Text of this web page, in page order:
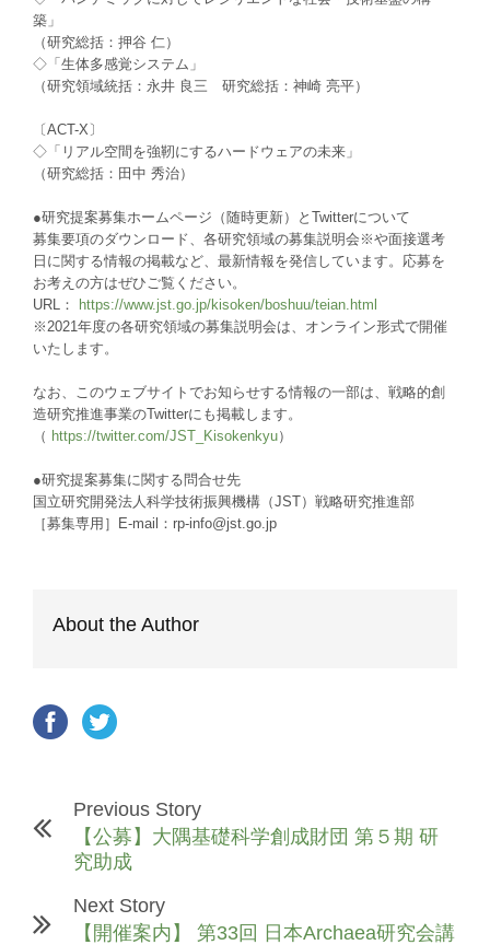
築」
（研究総括：押谷 仁）
◇「生体多感覚システム」
（研究領域統括：永井 良三 研究総括：神崎 亮平）
〔ACT-X〕
◇「リアル空間を強靭にするハードウェアの未来」
（研究総括：田中 秀治）
●研究提案募集ホームページ（随時更新）とTwitterについて
募集要項のダウンロード、各研究領域の募集説明会※や面接選考
日に関する情報の掲載など、最新情報を発信しています。応募を
お考えの方はぜひご覧ください。
URL：
https://www.jst.go.jp/kisoken/boshuu/teian.html
※2021年度の各研究領域の募集説明会は、オンライン形式で開催
いたします。
なお、このウェブサイトでお知らせする情報の一部は、戦略的創
造研究推進事業のTwitterにも掲載します。
（ https://twitter.com/JST_Kisokenkyu）
●研究提案募集に関する問合せ先
国立研究開発法人科学技術振興機構（JST）戦略研究推進部
［募集専用］E-mail：rp-info@jst.go.jp
About the Author
Previous Story
【公募】大隅基礎科学創成財団 第５期 研
究助成
Next Story
【開催案内】 第33回 日本Archaea研究会講